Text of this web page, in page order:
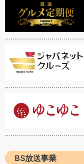
BS放送事業